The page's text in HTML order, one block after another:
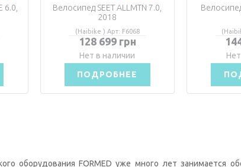
6.0,
Велосипед SEET ALLMTN 7.0,
2018
(Haibike ) Арт: F6068
128 699 грн
Нет в наличии
ПОДРОБНЕЕ
оборудования FORMED уже много лет занимается